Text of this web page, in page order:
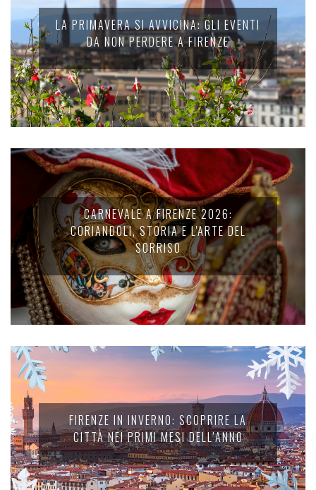
LA PRIMAVERA SI AVVICINA: GLI EVENTI
DA NON PERDERE A FIRENZE
CARNEVALE A FIRENZE 2026:
CORIANDOLI, STORIA E L'ARTE DEL
SORRISO
FIRENZE IN INVERNO: SCOPRIRE LA
CITTÀ NEI PRIMI MESI DELL’ANNO